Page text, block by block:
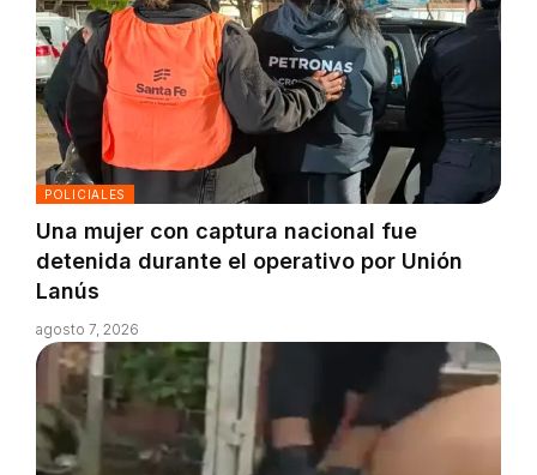
POLICIALES
Una mujer con captura nacional fue
detenida durante el operativo por Unión
Lanús
agosto 7, 2026